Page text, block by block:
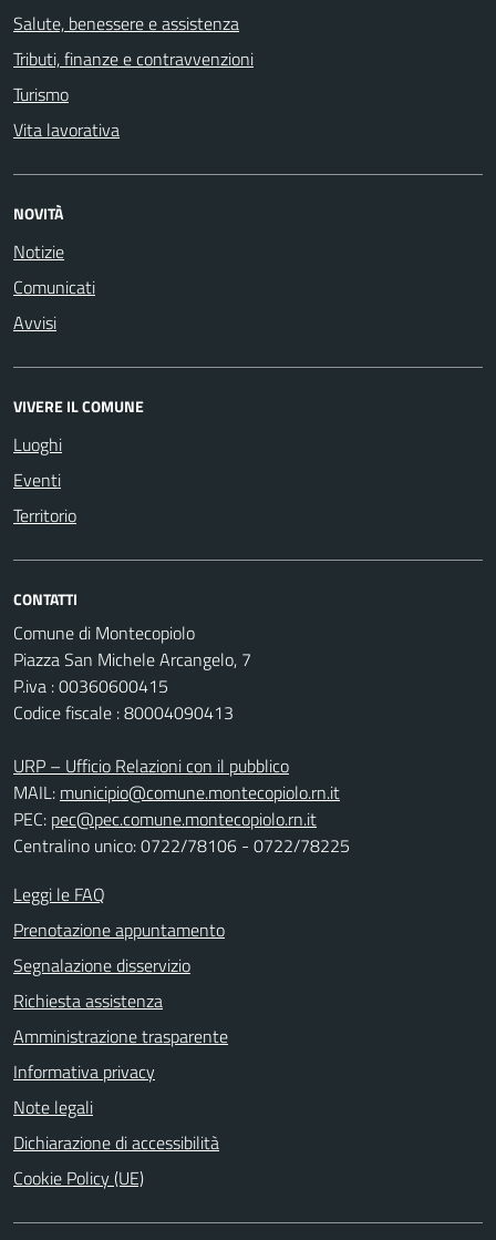
Salute, benessere e assistenza
Tributi, finanze e contravvenzioni
Turismo
Vita lavorativa
NOVITÀ
Notizie
Comunicati
Avvisi
VIVERE IL COMUNE
Luoghi
Eventi
Territorio
CONTATTI
Comune di Montecopiolo
Piazza San Michele Arcangelo, 7
P.iva : 00360600415
Codice fiscale : 80004090413
URP – Ufficio Relazioni con il pubblico
MAIL: municipio@comune.montecopiolo.rn.it
PEC: pec@pec.comune.montecopiolo.rn.it
Centralino unico: 0722/78106 - 0722/78225
Leggi le FAQ
Prenotazione appuntamento
Segnalazione disservizio
Richiesta assistenza
Amministrazione trasparente
Informativa privacy
Note legali
Dichiarazione di accessibilità
Cookie Policy (UE)